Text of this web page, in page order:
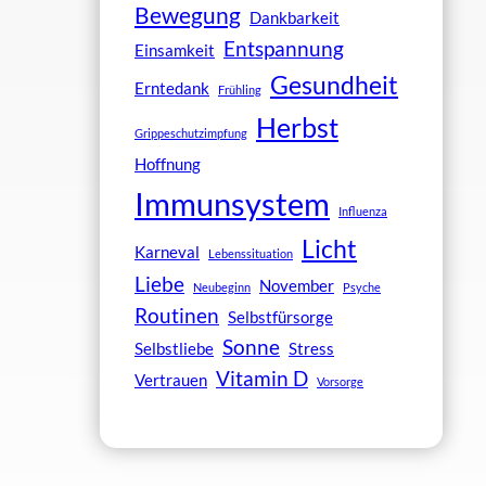
Bewegung Dankbarkeit
Einsamkeit Entspannung
Erntedank Frühling Gesundheit
Grippeschutzimpfung Herbst
Hoffnung
Immunsystem Influenza
Karneval Lebenssituation Licht
Liebe Neubeginn November Psyche
Routinen Selbstfürsorge
Selbstliebe Sonne Stress
Vertrauen Vitamin D Vorsorge